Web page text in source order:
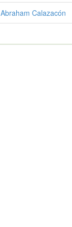
Abraham Calazacón